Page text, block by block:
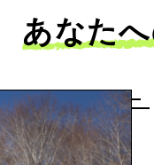
あなた